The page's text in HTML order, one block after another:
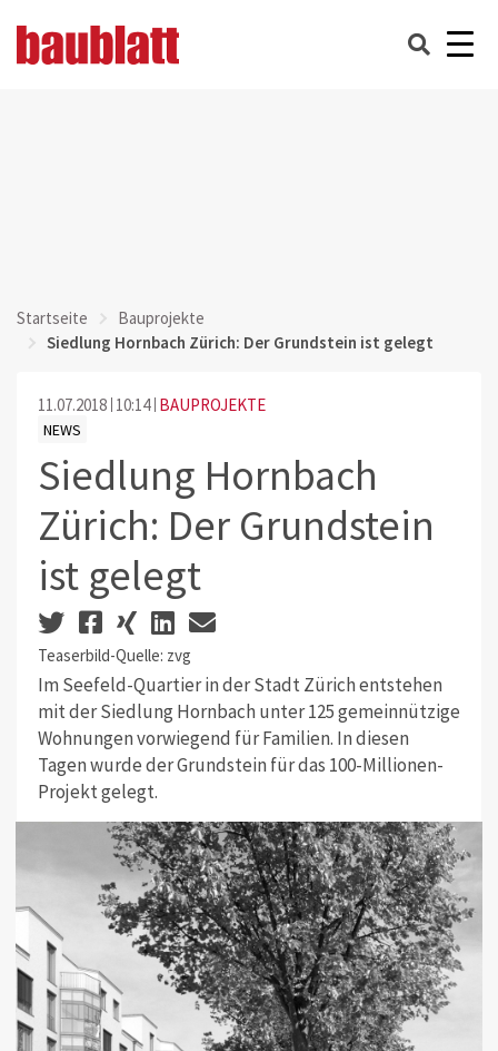
Startseite
Bauprojekte
Siedlung Hornbach Zürich: Der Grundstein ist gelegt
11.07.2018 10:14 BAUPROJEKTE
NEWS
Siedlung Hornbach
Zürich: Der Grundstein
ist gelegt
Teaserbild-Quelle: zvg
Im Seefeld-Quartier in der Stadt Zürich entstehen
mit der Siedlung Hornbach unter 125 gemeinnützige
Wohnungen vorwiegend für Familien. In diesen
Tagen wurde der Grundstein für das 100-Millionen-
Projekt gelegt.